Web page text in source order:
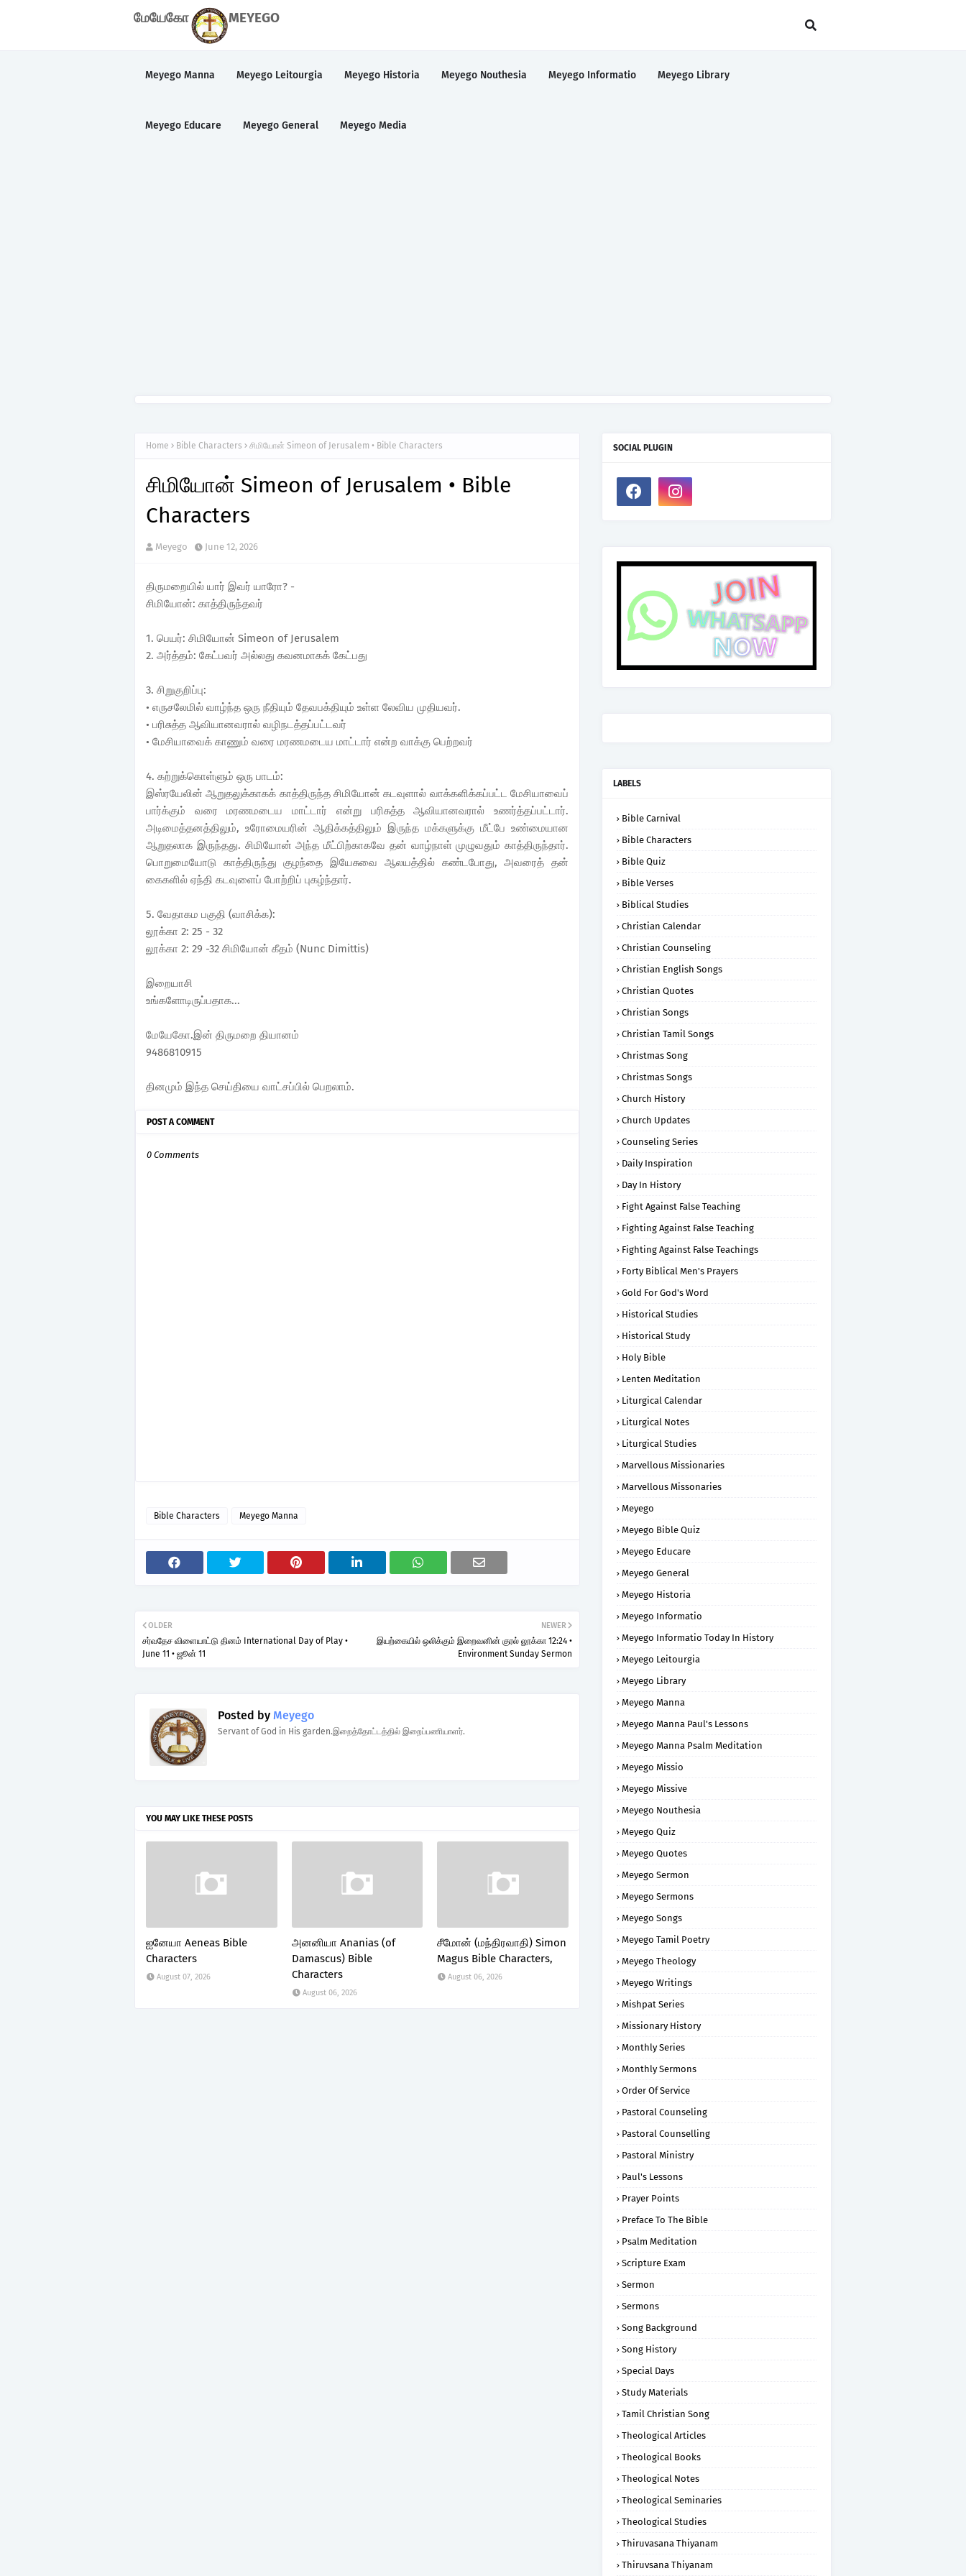
மேயேகோ MEYEGO
Meyego Manna Meyego Leitourgia Meyego Historia Meyego Nouthesia Meyego Informatio Meyego Library
Meyego Educare Meyego General Meyego Media
Home Bible Characters சிமியோன் Simeon of Jerusalem • Bible Characters
சிமியோன் Simeon of Jerusalem • Bible
Characters
Meyego June 12, 2026
திருமறையில் யார் இவர் யாரோ? -
சிமியோன்: காத்திருந்தவர்
1. பெயர்: சிமியோன் Simeon of Jerusalem
2. அர்த்தம்: கேட்பவர் அல்லது கவனமாகக் கேட்பது
3. சிறுகுறிப்பு:
• எருசலேமில் வாழ்ந்த ஒரு நீதியும் தேவபக்தியும் உள்ள லேவிய முதியவர்.
• பரிசுத்த ஆவியானவரால் வழிநடத்தப்பட்டவர்
• மேசியாவைக் காணும் வரை மரணமடைய மாட்டார் என்ற வாக்கு பெற்றவர்
4. கற்றுக்கொள்ளும் ஒரு பாடம்:
இஸ்ரயேலின் ஆறுதலுக்காகக் காத்திருந்த சிமியோன் கடவுளால் வாக்களிக்கப்பட்ட மேசியாவைப்
பார்க்கும் வரை மரணமடைய மாட்டார் என்று பரிசுத்த ஆவியானவரால் உணர்த்தப்பட்டார்.
அடிமைத்தனத்திலும், உரோமையரின் ஆதிக்கத்திலும் இருந்த மக்களுக்கு மீட்பே உண்மையான
ஆறுதலாக இருந்தது. சிமியோன் அந்த மீட்பிற்காகவே தன் வாழ்நாள் முழுவதும் காத்திருந்தார்.
பொறுமையோடு காத்திருந்து குழந்தை இயேசுவை ஆலயத்தில் கண்டபோது, அவரைத் தன்
கைகளில் ஏந்தி கடவுளைப் போற்றிப் புகழ்ந்தார்.
5. வேதாகம பகுதி (வாசிக்க):
லூக்கா 2: 25 - 32
லூக்கா 2: 29 -32 சிமியோன் கீதம் (Nunc Dimittis)
இறையாசி
உங்களோடிருப்பதாக...
மேயேகோ.இன் திருமறை தியானம்
9486810915
தினமும் இந்த செய்தியை வாட்சப்பில் பெறலாம்.
POST A COMMENT
0 Comments
Bible Characters Meyego Manna
NEWER
இயற்கையில் ஒலிக்கும் இறைவனின் குரல் லூக்கா 12:24 •
Environment Sunday Sermon
OLDER
சர்வதேச விளையாட்டு தினம் International Day of Play •
June 11 • ஜூன் 11
Posted by Meyego
Servant of God in His garden.இறைத்தோட்டத்தில் இறைப்பணியாளர்.
YOU MAY LIKE THESE POSTS
ஐனேயா Aeneas Bible
Characters
August 07, 2026
அனனியா Ananias (of
Damascus) Bible
Characters
August 06, 2026
சீமோன் (மந்திரவாதி) Simon
Magus Bible Characters,
August 06, 2026
SOCIAL PLUGIN
LABELS
Bible Carnival
Bible Characters
Bible Quiz
Bible Verses
Biblical Studies
Christian Calendar
Christian Counseling
Christian English Songs
Christian Quotes
Christian Songs
Christian Tamil Songs
Christmas Song
Christmas Songs
Church History
Church Updates
Counseling Series
Daily Inspiration
Day In History
Fight Against False Teaching
Fighting Against False Teaching
Fighting Against False Teachings
Forty Biblical Men's Prayers
Gold For God's Word
Historical Studies
Historical Study
Holy Bible
Lenten Meditation
Liturgical Calendar
Liturgical Notes
Liturgical Studies
Marvellous Missionaries
Marvellous Missonaries
Meyego
Meyego Bible Quiz
Meyego Educare
Meyego General
Meyego Historia
Meyego Informatio
Meyego Informatio Today In History
Meyego Leitourgia
Meyego Library
Meyego Manna
Meyego Manna Paul's Lessons
Meyego Manna Psalm Meditation
Meyego Missio
Meyego Missive
Meyego Nouthesia
Meyego Quiz
Meyego Quotes
Meyego Sermon
Meyego Sermons
Meyego Songs
Meyego Tamil Poetry
Meyego Theology
Meyego Writings
Mishpat Series
Missionary History
Monthly Series
Monthly Sermons
Order Of Service
Pastoral Counseling
Pastoral Counselling
Pastoral Ministry
Paul's Lessons
Prayer Points
Preface To The Bible
Psalm Meditation
Scripture Exam
Sermon
Sermons
Song Background
Song History
Special Days
Study Materials
Tamil Christian Song
Theological Articles
Theological Books
Theological Notes
Theological Seminaries
Theological Studies
Thiruvasana Thiyanam
Thiruvsana Thiyanam